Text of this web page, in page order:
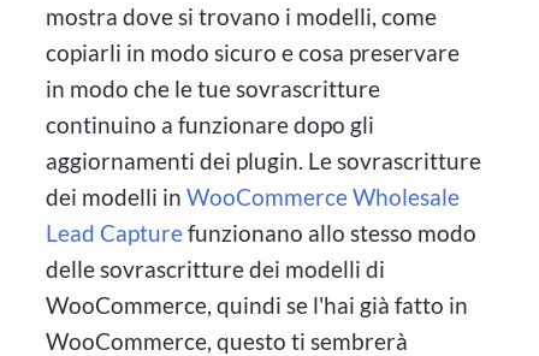
mostra dove si trovano i modelli, come
copiarli in modo sicuro e cosa preservare
in modo che le tue sovrascritture
continuino a funzionare dopo gli
aggiornamenti dei plugin. Le sovrascritture
dei modelli inWooCommerce Wholesale
Lead Capturefunzionano allo stesso modo
delle sovrascritture dei modelli di
WooCommerce, quindi se l'hai già fatto in
WooCommerce, questo ti sembrerà